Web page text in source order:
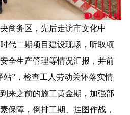
务区，先后走访市文化中
代二期项目建设现场，听取项
全生产管理等情况汇报，并前
站”，检查工人劳动关怀落实情
来之前的施工黄金期，加强部
保障，倒排工期、挂图作战，